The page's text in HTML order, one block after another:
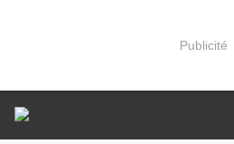
Publicité